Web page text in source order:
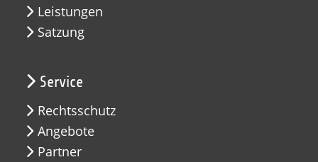
Leistungen
Satzung
Service
Rechtsschutz
Angebote
Partner